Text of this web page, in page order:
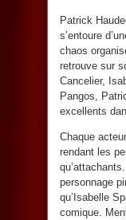
Patrick
s’entoure
chaos
retrouve sur
Cancelier,
Pangos,
excellents
Chaque
rendant les
personnage
qu’Isabelle
comique.